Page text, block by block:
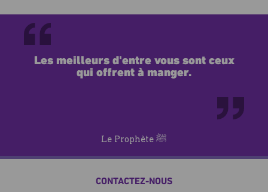
souffrent d’insécurité alimentaire aiguë, et environ 2
millions sont déjà confrontées à un risque réel de famine.
confiance par carte bancaire ou via PayPal.
Les meilleurs d'entre vous sont ceux
qui offrent à manger.
Le Prophète ﷺ
CONTACTEZ-NOUS